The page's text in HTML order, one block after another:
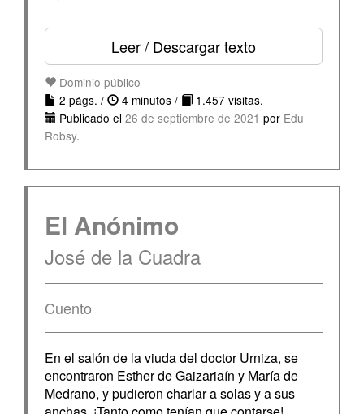
Leer / Descargar texto
Dominio público
2 págs. /
4 minutos /
1.457 visitas.
Publicado el 26 de septiembre de 2021 por Edu
Robsy.
El Anónimo
José de la Cuadra
Cuento
En el salón de la viuda del doctor Urniza, se
encontraron Esther de Gaizariaín y María de
Medrano, y pudieron charlar a solas y a sus